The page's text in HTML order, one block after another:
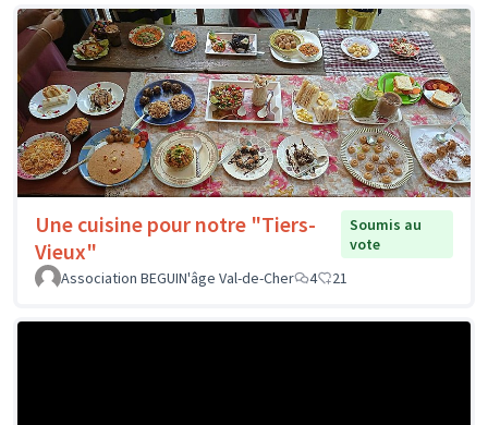
Une cuisine pour notre "Tiers-
Vieux"
Soumis au
vote
Association BEGUIN'âge Val-de-Cher
4 21